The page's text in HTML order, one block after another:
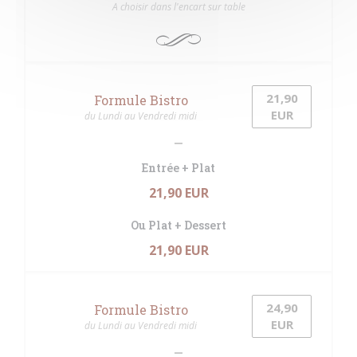
A choisir dans l'encart sur table
Formule Bistro
du Lundi au Vendredi midi
21,90
EUR
Entrée + Plat
21,90 EUR
Ou Plat + Dessert
21,90 EUR
Formule Bistro
du Lundi au Vendredi midi
24,90
EUR